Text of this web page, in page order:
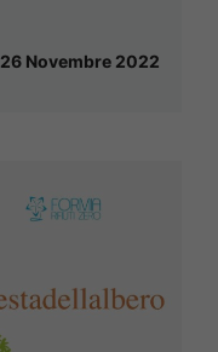
26 Novembre 2022